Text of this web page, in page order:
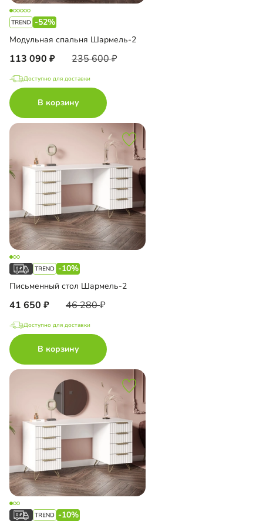
-52%
Модульная спальня Шармель-2
113 090 235 600
Доступно для доставки
В корзину
-10%
Письменный стол Шармель-2
41 650 46 280
Доступно для доставки
В корзину
-10%